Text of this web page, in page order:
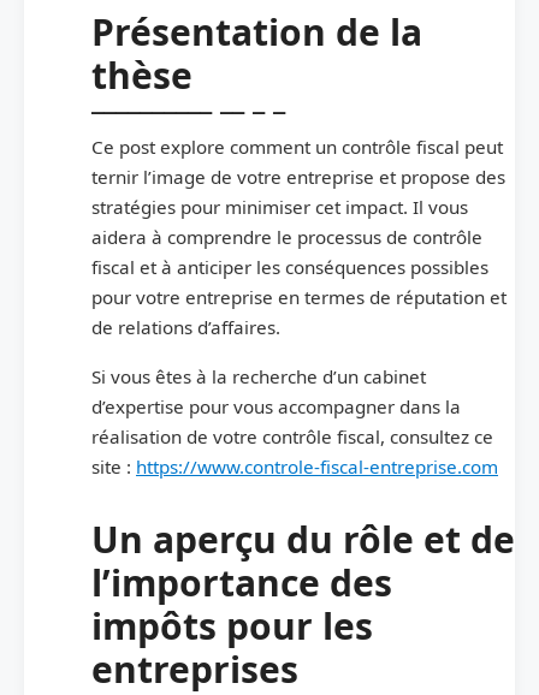
Présentation de la
thèse
Ce post explore comment un contrôle fiscal peut
ternir l’image de votre entreprise et propose des
stratégies pour minimiser cet impact. Il vous
aidera à comprendre le processus de contrôle
fiscal et à anticiper les conséquences possibles
pour votre entreprise en termes de réputation et
de relations d’affaires.
Si vous êtes à la recherche d’un cabinet
d’expertise pour vous accompagner dans la
réalisation de votre contrôle fiscal, consultez ce
site : https://www.controle-fiscal-entreprise.com
Un aperçu du rôle et de
l’importance des
impôts pour les
entreprises